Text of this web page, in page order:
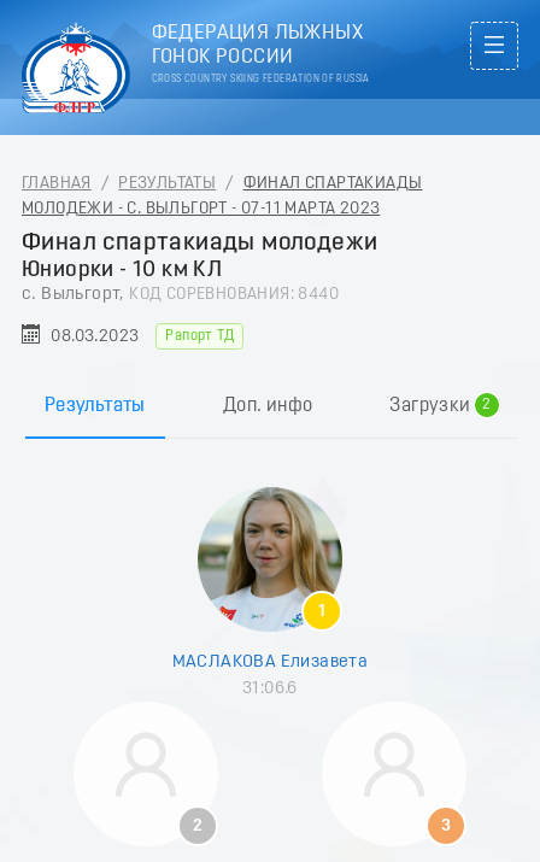
ФЕДЕРАЦИЯ ЛЫЖНЫХ
ГОНОК РОССИИ
CROSS COUNTRY SKIING FEDERATION OF RUSSIA
ГЛАВНАЯ / РЕЗУЛЬТАТЫ / ФИНАЛ СПАРТАКИАДЫ
МОЛОДЕЖИ - С. ВЫЛЬГОРТ - 07-11 МАРТА 2023
Финал спартакиады молодежи
Юниорки - 10 км КЛ
с. Выльгорт, КОД СОРЕВНОВАНИЯ: 8440
08.03.2023 Рапорт ТД
Результаты Доп. инфо Загрузки
2
1
МАСЛАКОВА Елизавета
31:06.6
2 3